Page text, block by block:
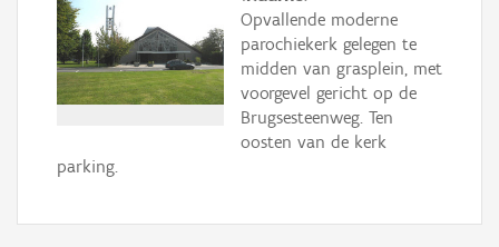
Opvallende moderne
parochiekerk gelegen te
midden van grasplein, met
voorgevel gericht op de
Brugsesteenweg. Ten
oosten van de kerk
parking.